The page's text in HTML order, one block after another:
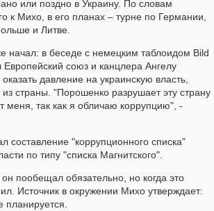
или поздно в Украину. По словам
к Михо, в его планах – турне по Германии,
и Литве.
начал: в беседе с немецким таблоидом Bild
союз и канцлера Ангелу
давление на украинскую власть,
из страны. "Порошенко разрушает эту страну
меня, так как я обличаю коррупцию", -
составление "коррупционного списка"
по типу "списка Магнитского".
пообещал обязательно, но когда это
Источник в окружении Михо утверждает:
планируется.